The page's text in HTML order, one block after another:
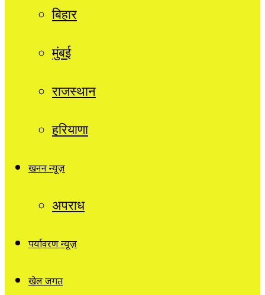
बिहार
मुंबई
राजस्थान
हरियाणा
खनन न्यूज़
अपराध
पर्यावरण न्यूज़
खेल जगत